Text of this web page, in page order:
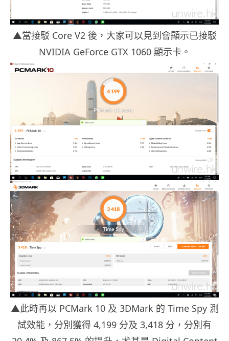
▲當接駁 Core V2 後，大家可以見到會顯示已接駁
NVIDIA GeForce GTX 1060 顯示卡。
▲此時再以 PCMark 10 及 3DMark 的 Time Spy 測
試效能，分別獲得 4,199 分及 3,418 分，分別有